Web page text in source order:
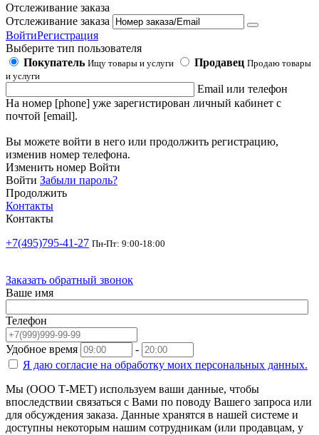
Отслеживание заказа
Отслеживание заказа
ВойтиРегистрация
Выберите тип пользователя
Покупатель Ищу товары и услуги Продавец Продаю товары
и услуги
Email или телефон
На номер [phone] уже зарегистирован личный кабинет с
почтой [email].
Вы можете войти в него или продолжить регистрацию,
изменив номер телефона.
Изменить номер Войти
Войти Забыли пароль?
Продолжить
Контакты
Контакты
+7(495)795-41-27 Пн-Пт: 9:00-18:00
Заказать обратный звонок
Ваше имя
Телефон
Удобное время
-
Я даю согласие на обработку моих персональных данных.
Мы (ООО Т-МЕТ) используем ваши данные, чтобы
впоследствии связаться с Вами по поводу Вашего запроса или
для обсуждения заказа. Данные хранятся в нашей системе и
доступны некоторым нашим сотрудникам (или продавцам, у